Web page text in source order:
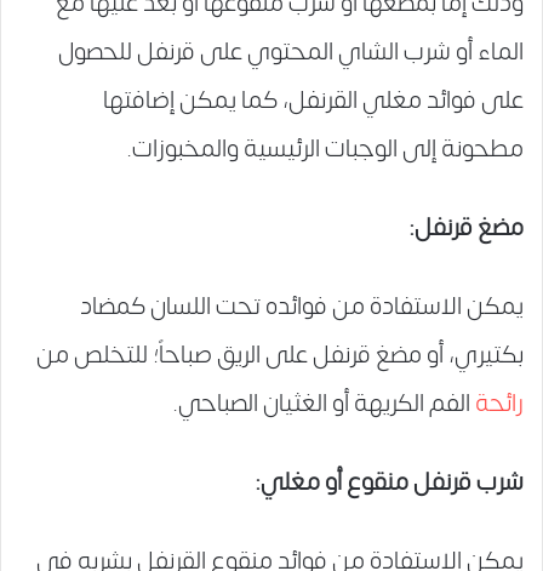
الماء أو شرب الشاي المحتوي على قرنفل للحصول
على فوائد مغلي القرنفل، كما يمكن إضافتها
مطحونة إلى الوجبات الرئيسية والمخبوزات.
مضغ قرنفل:
يمكن الاستفادة من فوائده تحت اللسان كمضاد
بكتيري، أو مضغ قرنفل على الريق صباحاً؛ للتخلص من
رائحةالفم الكريهة أو الغثيان الصباحي.
شرب قرنفل منقوع أو مغلي:
يمكن الاستفادة من فوائد منقوع القرنفل بشربه في